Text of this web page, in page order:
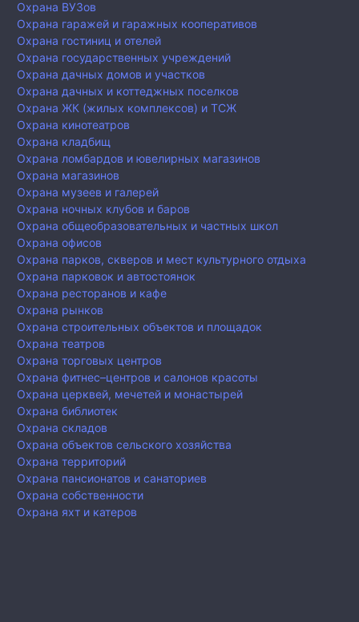
Охрана ВУЗов
Охрана гаражей и гаражных кооперативов
Охрана гостиниц и отелей
Охрана государственных учреждений
Охрана дачных домов и участков
Охрана дачных и коттеджных поселков
Охрана ЖК (жилых комплексов) и ТСЖ
Охрана кинотеатров
Охрана кладбищ
Охрана ломбардов и ювелирных магазинов
Охрана магазинов
Охрана музеев и галерей
Охрана ночных клубов и баров
Охрана общеобразовательных и частных школ
Охрана офисов
Охрана парков, скверов и мест культурного отдыха
Охрана парковок и автостоянок
Охрана ресторанов и кафе
Охрана рынков
Охрана строительных объектов и площадок
Охрана театров
Охрана торговых центров
Охрана фитнес–центров и салонов красоты
Охрана церквей, мечетей и монастырей
Охрана библиотек
Охрана складов
Охрана объектов сельского хозяйства
Охрана территорий
Охрана пансионатов и санаториев
Охрана собственности
Охрана яхт и катеров